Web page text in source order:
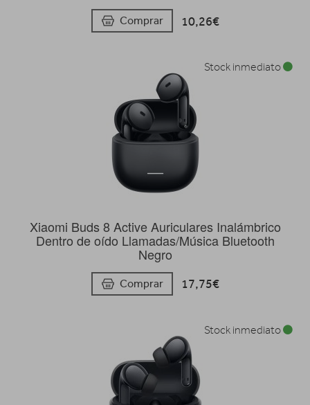
Comprar 10,26€
Xiaomi Buds 8 Active Auriculares Inalámbrico
Dentro de oído Llamadas/Música Bluetooth
Negro
Comprar 17,75€
Stock inmediato
Stock inmediato